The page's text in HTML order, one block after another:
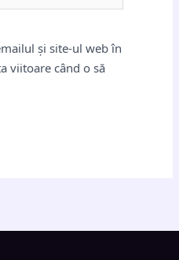
și site-ul web în
viitoare când o să